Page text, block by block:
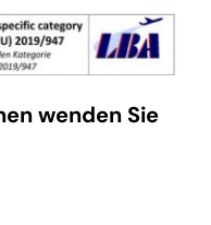
wenden Sie